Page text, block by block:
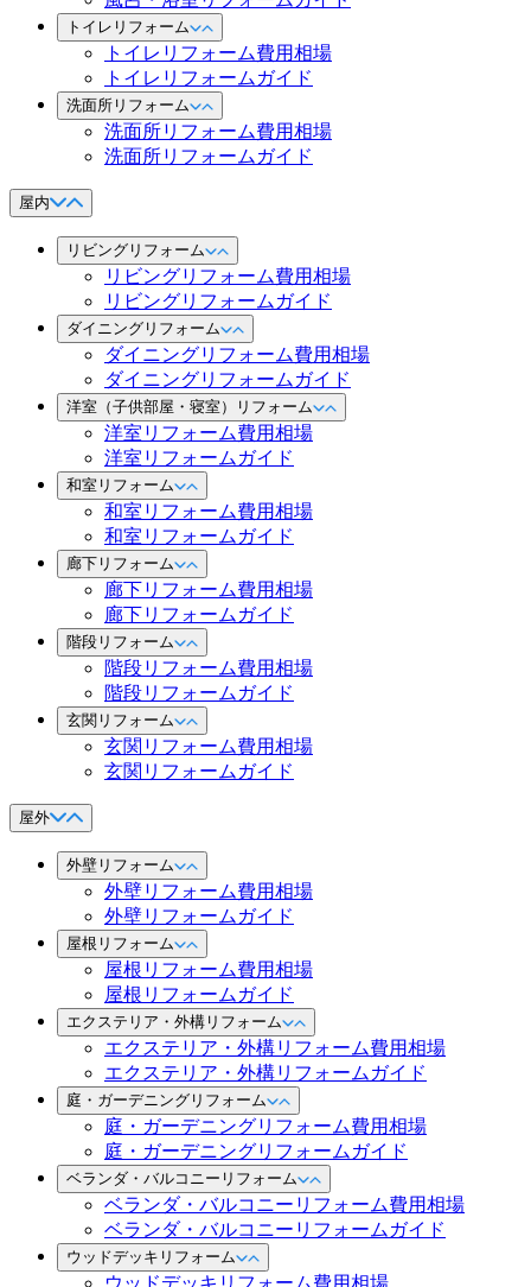
トイレリフォーム
トイレリフォーム費用相場
トイレリフォームガイド
洗面所リフォーム
洗面所リフォーム費用相場
洗面所リフォームガイド
屋内
リビングリフォーム
リビングリフォーム費用相場
リビングリフォームガイド
ダイニングリフォーム
ダイニングリフォーム費用相場
ダイニングリフォームガイド
洋室（子供部屋・寝室）リフォーム
洋室リフォーム費用相場
洋室リフォームガイド
和室リフォーム
和室リフォーム費用相場
和室リフォームガイド
廊下リフォーム
廊下リフォーム費用相場
廊下リフォームガイド
階段リフォーム
階段リフォーム費用相場
階段リフォームガイド
玄関リフォーム
玄関リフォーム費用相場
玄関リフォームガイド
屋外
外壁リフォーム
外壁リフォーム費用相場
外壁リフォームガイド
屋根リフォーム
屋根リフォーム費用相場
屋根リフォームガイド
エクステリア・外構リフォーム
エクステリア・外構リフォーム費用相場
エクステリア・外構リフォームガイド
庭・ガーデニングリフォーム
庭・ガーデニングリフォーム費用相場
庭・ガーデニングリフォームガイド
ベランダ・バルコニーリフォーム
ベランダ・バルコニーリフォーム費用相場
ベランダ・バルコニーリフォームガイド
ウッドデッキリフォーム
ウッドデッキリフォーム費用相場